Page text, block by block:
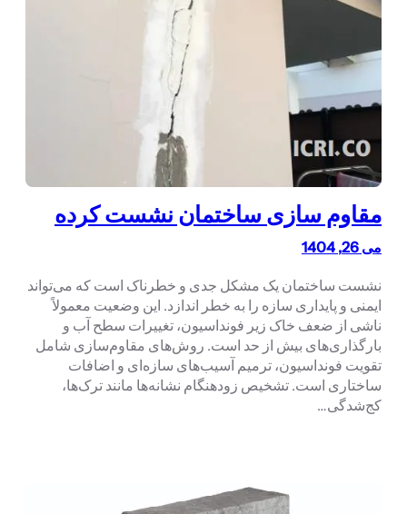
مقاوم سازی ساختمان نشست کرده
می 26, 1404
نشست ساختمان یک مشکل جدی و خطرناک است که می‌تواند
ایمنی و پایداری سازه را به خطر اندازد. این وضعیت معمولاً
ناشی از ضعف خاک زیر فونداسیون، تغییرات سطح آب و
بارگذاری‌های بیش از حد است. روش‌های مقاوم‌سازی شامل
تقویت فونداسیون، ترمیم آسیب‌های سازه‌ای و اضافات
ساختاری است. تشخیص زودهنگام نشانه‌ها مانند ترک‌ها،
کج‌شدگی…